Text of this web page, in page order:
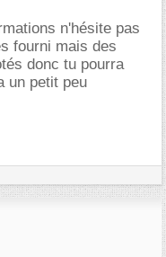
n'hésite pas
fourni mais des
donc tu pourra
un petit peu